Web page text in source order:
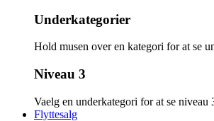
Underkategorier
Hold musen over en kategori for at se
Niveau 3
Vaelg en underkategori for at se niveau
Flyttesalg